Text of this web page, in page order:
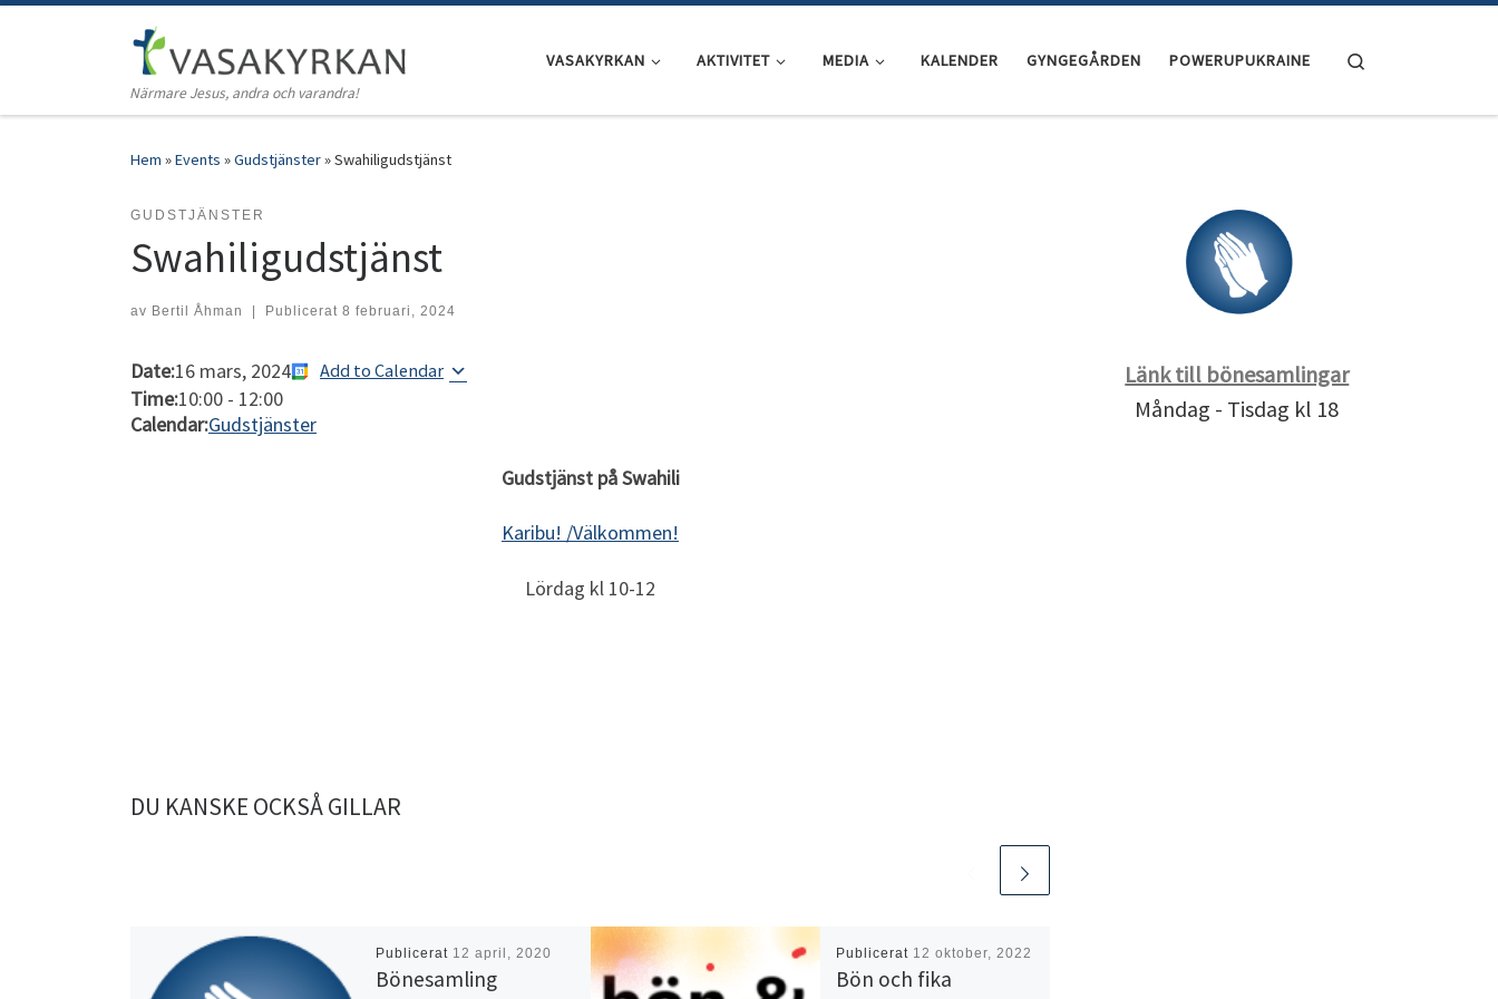
Hoppa till innehåll
Närmare Jesus, andra och varandra!
VASAKYRKAN AKTIVITET MEDIA KALENDER GYNGEGÅRDEN POWERUPUKRAINE
Hem »Events »Gudstjänster»Swahiligudstjänst
GUDSTJÄNSTER
Swahiligudstjänst
av Bertil Åhman Publicerat 8 februari, 2024
Date:16 mars, 2024 Add to Calendar
Time:10:00 - 12:00
Calendar:Gudstjänster
Gudstjänst på Swahili
Karibu! /Välkommen!
Lördag kl 10-12
DU KANSKE OCKSÅ GILLAR
Publicerat 12 april, 2020
Bönesamling
Publicerat 12 oktober, 2022
Bön och fika
Länk till bönesamlingar
Måndag - Tisdag kl 18